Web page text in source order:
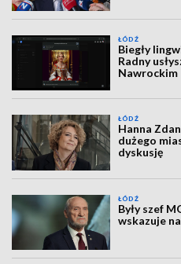
ŁÓDŹ
Biegły
Radny
Nawrockim
ŁÓDŹ
Hanna
dużego
dyskusję
ŁÓDŹ
Były szef
wskazuje